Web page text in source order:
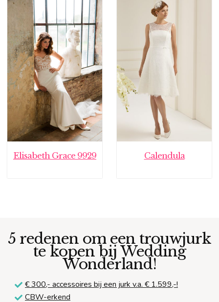
Elisabeth Grace 9929 Calendula
5 redenen om een trouwjurk
te kopen bij Wedding
Wonderland!
€ 300,- accessoires bij een jurk v.a. € 1.599,-!
CBW-erkend